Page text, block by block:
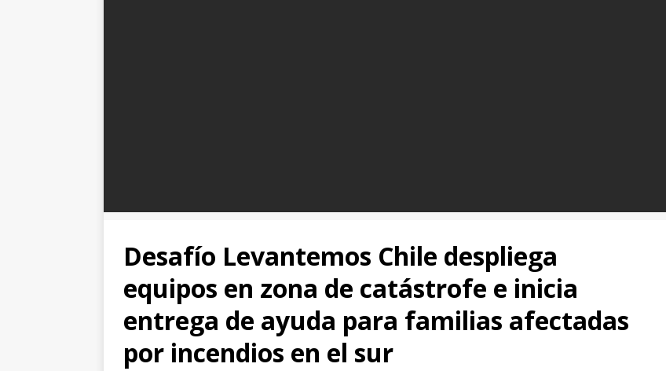
Desafío Levantemos Chile despliega
equipos en zona de catástrofe e inicia
entrega de ayuda para familias afectadas
por incendios en el sur